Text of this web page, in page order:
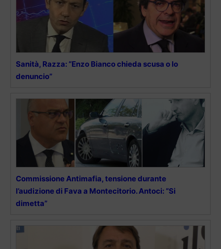
Sanità, Razza: “Enzo Bianco chieda scusa o lo
denuncio”
Commissione Antimafia, tensione durante
l’audizione di Fava a Montecitorio. Antoci: “Si
dimetta”